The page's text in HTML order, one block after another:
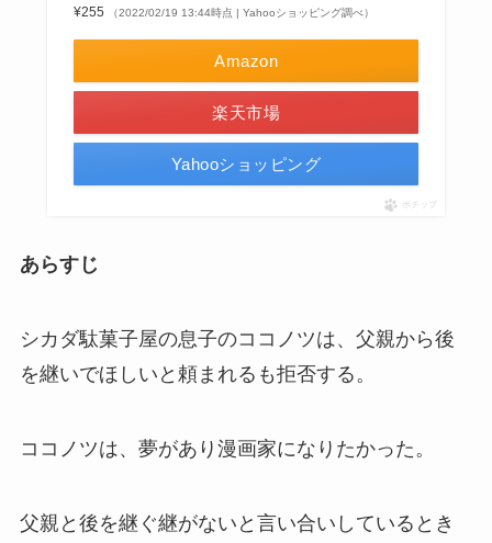
¥255 （2022/02/19 13:44時点 | Yahooショッピング調べ）
Amazon
楽天市場
Yahooショッピング
ポチップ
あらすじ
シカダ駄菓子屋の息子のココノツは、父親から後
を継いでほしいと頼まれるも拒否する。
ココノツは、夢があり漫画家になりたかった。
父親と後を継ぐ継がないと言い合いしているとき